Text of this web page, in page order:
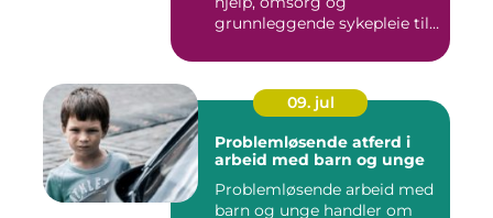
grunnleggende sykepleie til
09. jul
Problemløsende atferd i
arbeid med barn og unge
Problemløsende arbeid med
barn og unge handler om